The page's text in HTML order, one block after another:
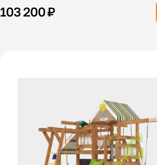
103 200 ₽